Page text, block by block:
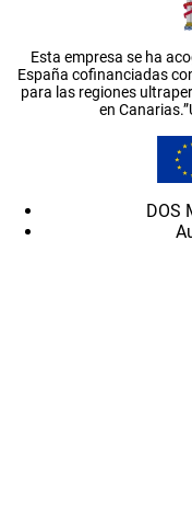
Esta empresa se ha
España cofinanciadas
para las regiones
en
DOS